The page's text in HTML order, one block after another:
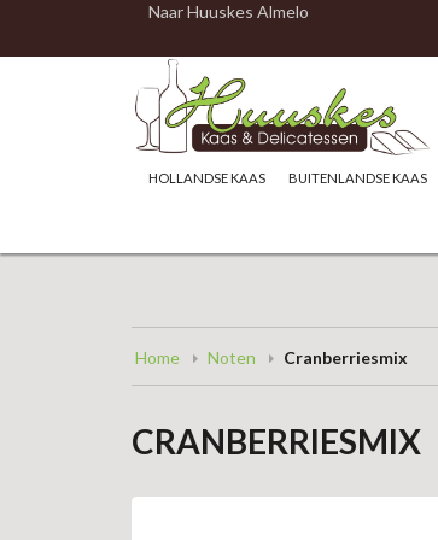
Naar Huuskes Almelo
HOLLANDSE KAAS BUITENLANDSE KAAS
Home Noten Cranberriesmix
CRANBERRIESMIX